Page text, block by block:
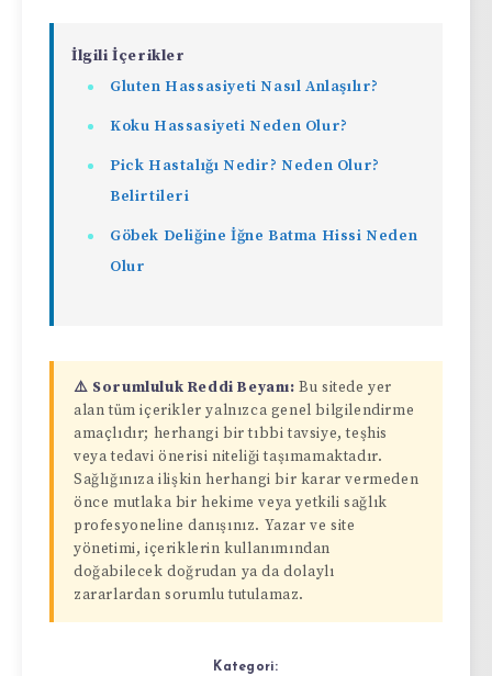
İlgili İçerikler
Gluten Hassasiyeti Nasıl Anlaşılır?
Koku Hassasiyeti Neden Olur?
Pick Hastalığı Nedir? Neden Olur?
Belirtileri
Göbek Deliğine İğne Batma Hissi Neden
Olur
⚠️ Sorumluluk Reddi Beyanı: Bu sitede yer
alan tüm içerikler yalnızca genel bilgilendirme
amaçlıdır; herhangi bir tıbbi tavsiye, teşhis
veya tedavi önerisi niteliği taşımamaktadır.
Sağlığınıza ilişkin herhangi bir karar vermeden
önce mutlaka bir hekime veya yetkili sağlık
profesyoneline danışınız. Yazar ve site
yönetimi, içeriklerin kullanımından
doğabilecek doğrudan ya da dolaylı
zararlardan sorumlu tutulamaz.
Kategori: